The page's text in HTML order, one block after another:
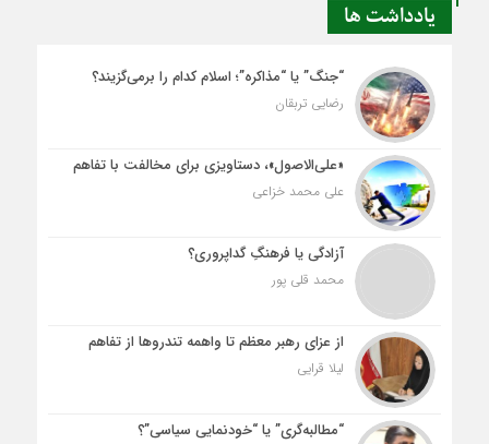
یادداشت ها
“جنگ” یا “مذاکره”؛ اسلام کدام را برمی‌گزیند؟
رضایی تربقان
«علی‌الاصول»، دستاویزی برای مخالفت با تفاهم
علی محمد خزاعی
آزادگی یا فرهنگِ گداپروری؟
محمد قلی پور
از عزای رهبر معظم تا واهمه تندروها از تفاهم
لیلا قرایی
“مطالبه‌گری” یا “خودنمایی سیاسی”؟